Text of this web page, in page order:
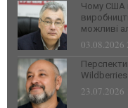
Чому США
можливі
03.08.2026
Wildberries
23.07.2026